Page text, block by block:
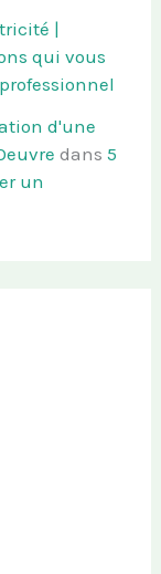
|
qui vous
d'une
dans5
un